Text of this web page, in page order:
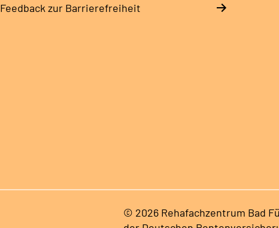
Feedback zur Barrierefreiheit
© 2026 Rehafachzentrum Bad